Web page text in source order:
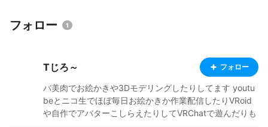
フォロー 1
Tじろ～ フォロー
バ美肉でお絵かきや3Dモデリングしたりしてます youtu
beとニコ生でほぼ毎日お絵かきか作業配信したりVRoid
や自作でアバターこしらえたりしてVRChatで遊んだりも